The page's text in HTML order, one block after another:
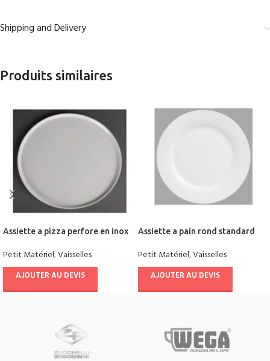
Shipping and Delivery
Produits similaires
Assiette a pizza perfore en inox
Petit Matériel,Vaisselles
AJOUTER AU DEVIS
Assiette a pain rond standard
Petit Matériel,Vaisselles
AJOUTER AU DEVIS